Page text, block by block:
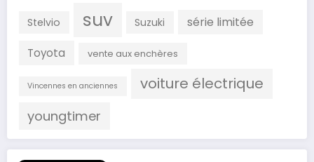
Stelvio suv Suzuki série limitée
Toyota vente aux enchères
Vincennes en anciennes voiture électrique
youngtimer